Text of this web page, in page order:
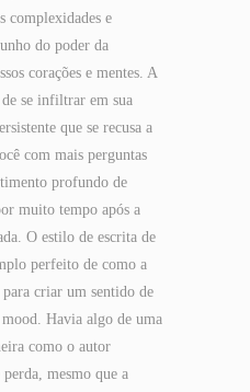
complexidades e
do poder da
corações e mentes. A
se infiltrar em sua
que se recusa a
com mais perguntas
profundo de
muito tempo após a
O estilo de escrita de
perfeito de como a
criar um sentido de
Havia algo de uma
como o autor
mesmo que a